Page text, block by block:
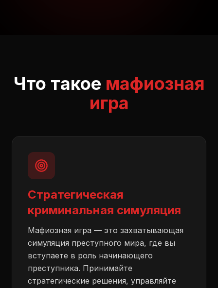
Что такое мафиозная
игра
Стратегическая
криминальная симуляция
Мафиозная игра — это захватывающая
симуляция преступного мира, где вы
вступаете в роль начинающего
преступника. Принимайте
стратегические решения, управляйте